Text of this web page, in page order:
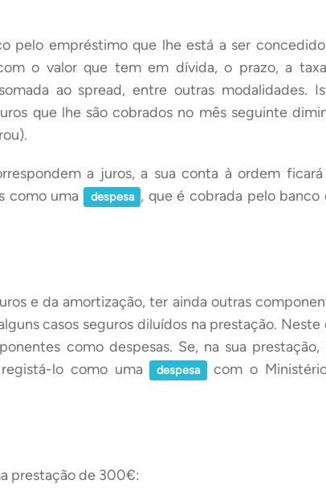
pelo empréstimo que lhe está a ser
o valor que tem em dívida, o prazo, a
ao spread, entre outras modalidades.
que lhe são cobrados no mês seguinte
a juros, a sua conta à ordem
como uma despesa , que é cobrada pelo banco
e da amortização, ter ainda outras
casos seguros diluídos na prestação. Neste
como despesas. Se, na sua prestação,
lo como uma
despesa
com o
prestação de 300€: